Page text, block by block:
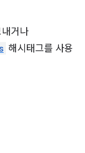
거나
해시태그를 사용